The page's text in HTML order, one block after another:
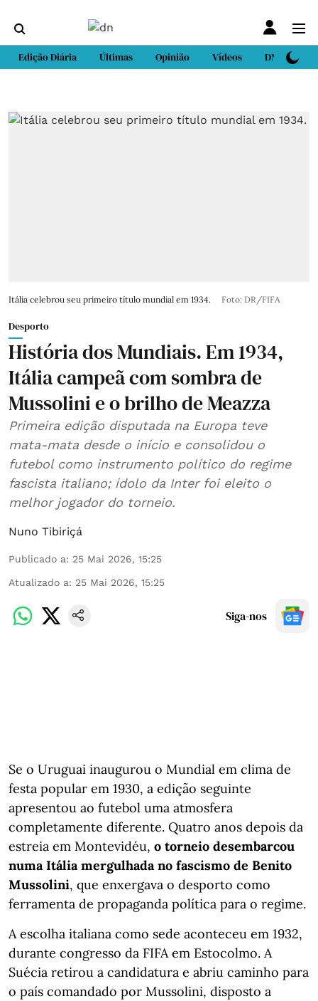
Edição Diária Últimas Opinião Vídeos DN Sport
Itália celebrou seu primeiro título mundial em 1934. Foto: DR/FIFA
Desporto
História dos Mundiais. Em 1934,
Itália campeã com sombra de
Mussolini e o brilho de Meazza
Primeira edição disputada na Europa teve
mata-mata desde o início e consolidou o
futebol como instrumento político do regime
fascista italiano; ídolo da Inter foi eleito o
melhor jogador do torneio.
Nuno Tibiriçá
Publicado a: 25 Mai 2026, 15:25
Atualizado a: 25 Mai 2026, 15:25
Siga-nos
Se o Uruguai inaugurou o Mundial em clima de
festa popular em 1930, a edição seguinte
apresentou ao futebol uma atmosfera
completamente diferente. Quatro anos depois da
estreia em Montevidéu, o torneio desembarcou
numa Itália mergulhada no fascismo de Benito
Mussolini, que enxergava o desporto como
ferramenta de propaganda política para o regime.
A escolha italiana como sede aconteceu em 1932,
durante congresso da FIFA em Estocolmo. A
Suécia retirou a candidatura e abriu caminho para
o país comandado por Mussolini, disposto a